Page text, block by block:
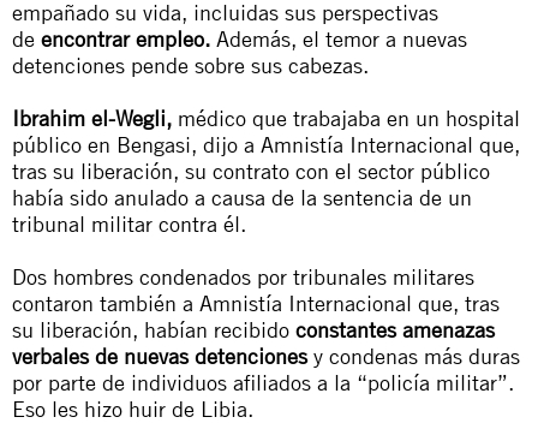
empañado su vida, incluidas sus perspectivas
de encontrar empleo. Además, el temor a nuevas
detenciones pende sobre sus cabezas.
Ibrahim el-Wegli, médico que trabajaba en un hospital
público en Bengasi, dijo a Amnistía Internacional que,
tras su liberación, su contrato con el sector público
había sido anulado a causa de la sentencia de un
tribunal militar contra él.
Dos hombres condenados por tribunales militares
contaron también a Amnistía Internacional que, tras
su liberación, habían recibido constantes amenazas
verbales de nuevas detencionesy condenas más duras
por parte de individuos afiliados a la “policía militar”.
Eso les hizo huir de Libia.